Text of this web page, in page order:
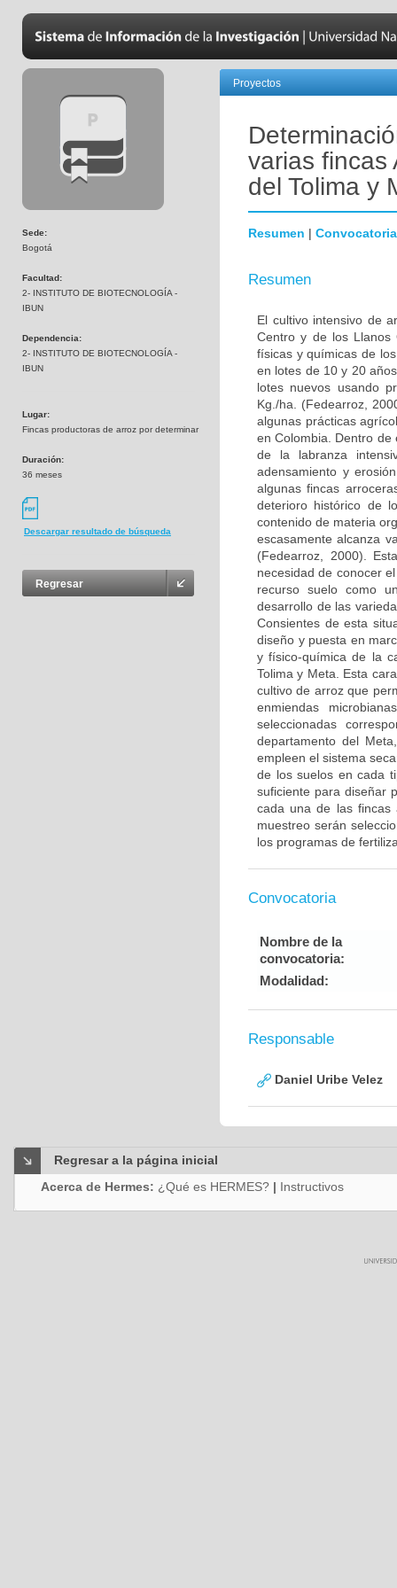
Sede:
Bogotá
Facultad:
2- INSTITUTO DE BIOTECNOLOGÍA -
IBUN
Dependencia:
2- INSTITUTO DE BIOTECNOLOGÍA -
IBUN
Lugar:
Fincas productoras de arroz por determinar
Duración:
36 meses
Descargar resultado de búsqueda
Regresar
Proyectos
varias fincas
del Tolima y
Resumen | Convocatoria
Resumen
El cultivo intensivo de
Centro y de los Llanos
físicas y químicas de
en lotes de 10 y 20
lotes nuevos usando
Kg./ha. (Fedearroz,
algunas prácticas
en Colombia. Dentro de
de la labranza
adensamiento y
algunas fincas
deterioro histórico de
contenido de materia
escasamente alcanza
(Fedearroz, 2000).
necesidad de conocer
recurso suelo como
desarrollo de las
Consientes de esta
diseño y puesta en
y físico-química de la
Tolima y Meta. Esta
cultivo de arroz que
enmiendas
seleccionadas
departamento del
empleen el sistema
de los suelos en cada
suficiente para diseñar
cada una de las fincas
muestreo serán
los programas de
Convocatoria
Nombre de la
convocatoria:
Modalidad:
Responsable
Daniel Uribe Velez
Regresar a la página inicial
Acerca de Hermes: ¿Qué es HERMES? | Instructivos